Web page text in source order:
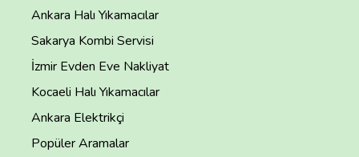
Ankara Halı Yıkamacılar
Sakarya Kombi Servisi
İzmir Evden Eve Nakliyat
Kocaeli Halı Yıkamacılar
Ankara Elektrikçi
Popüler Aramalar